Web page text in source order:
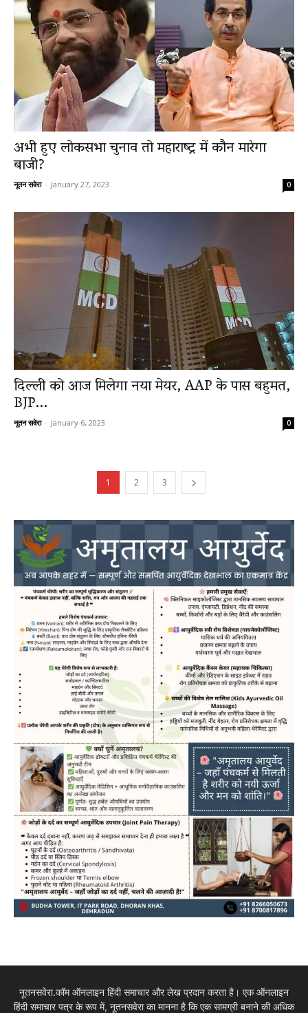
अभी हुए लोकसभा चुनाव तो महाराष्ट्र में कौन मारेगा
बाजी?
नूतन सवेरा - January 27, 2023 0
दिल्ली को आज मिलेगा नया मेयर, AAP के पास बहुमत,
BJP...
नूतन सवेरा - January 6, 2023 0
1 2 3
नूतनसवेरा.कॉम ऑनलाइन हिंदी समाचार और लेख प्रदान करता है। एक ऑनलाइन
हिंदी समाचार पत्र के रूप में, नूतनसवेरा का मानना है कि एक सामग्री बनाने की अधिक